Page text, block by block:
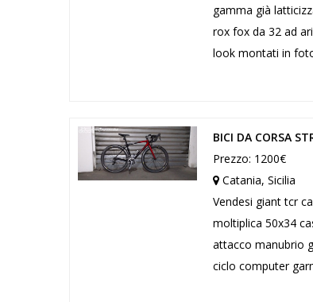
gamma già
rox fox da 32 ad
look montati in
BICI DA CORSA
Prezzo: 1200€
Catania, Sicilia
Vendesi giant tcr
moltiplica 50x34
attacco manubrio
ciclo computer